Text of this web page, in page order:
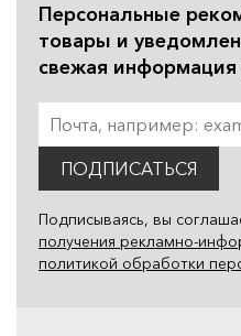
Персональные
товары и
свежая информация
ПОДПИСАТЬСЯ
Подписываясь, вы
получения рекламно-
политикой обработки